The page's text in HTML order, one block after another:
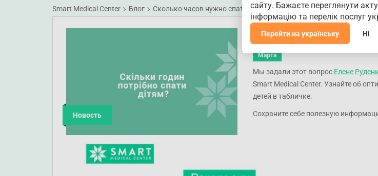
Smart Medical Center Блог Сколько часов нужно спать детям?
Новость
Марта
Сколько часов нужно
Мы задали этот вопрос Елене
Smart Medical Center. Узнайте об
детей в табличке.
Сохраните себе полезную
сайту. Бажаєте переглянути
інформацію та перелік послуг
Перейти на українську Ні